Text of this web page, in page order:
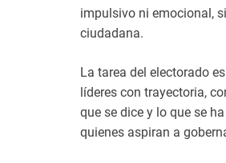
impulsivo ni emocional,
ciudadana.
La tarea del electorado
líderes con trayectoria,
que se dice y lo que se
quienes aspiran a